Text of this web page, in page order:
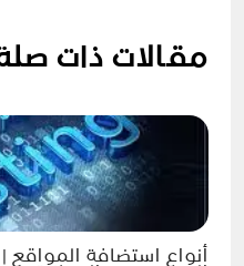
مقالات ذات
أنواع استضافة المواقع